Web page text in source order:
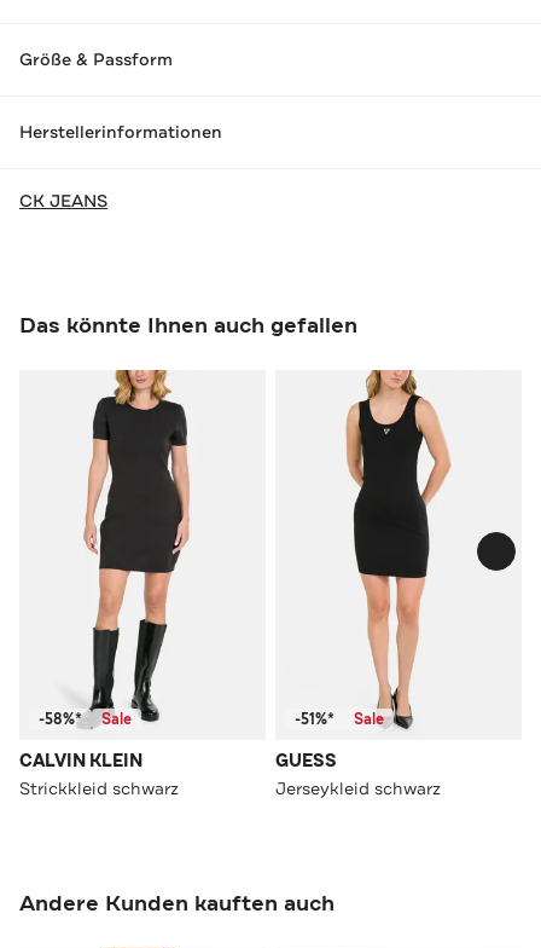
Größe & Passform
Herstellerinformationen
CK JEANS
Das könnte Ihnen auch gefallen
-58%* Sale
CALVIN KLEIN
Strickkleid schwarz
-51%* Sale
GUESS
Jerseykleid schwarz
Andere Kunden kauften auch